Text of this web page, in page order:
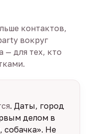
контактов,
вокруг
— для тех, кто
. Даты, город
делом в
собачка». Не